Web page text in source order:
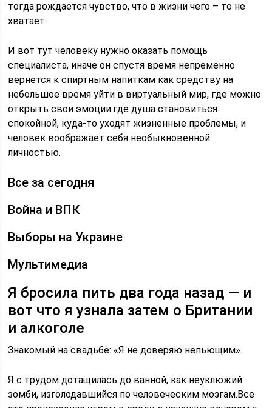
тогда рождается чувство, что в жизни чего – то не
хватает.
И вот тут человеку нужно оказать помощь
специалиста, иначе он спустя время непременно
вернется к спиртным напиткам как средству на
небольшое время уйти в виртуальный мир, где можно
открыть свои эмоции.где душа становиться
спокойной, куда-то уходят жизненные проблемы, и
человек воображает себя необыкновенной
личностью.
Все за сегодня
Война и ВПК
Выборы на Украине
Мультимедиа
Я бросила пить два года назад — и
вот что я узнала затем о Британии
и алкоголе
Знакомый на свадьбе: «Я не доверяю непьющим».
Я с трудом дотащилась до ванной, как неуклюжий
зомби, изголодавшийся по человеческим мозгам.Все